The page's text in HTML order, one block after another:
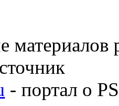
материалов
- портал о